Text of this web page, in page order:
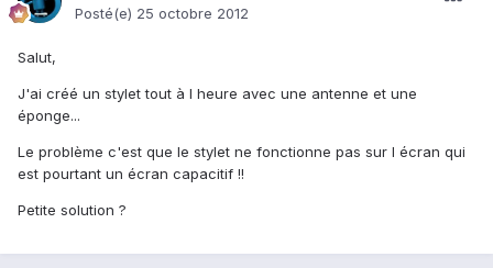
Posté(e) 25 octobre 2012
Salut,
J'ai créé un stylet tout à l heure avec une antenne et une
éponge...
Le problème c'est que le stylet ne fonctionne pas sur l écran qui
est pourtant un écran capacitif !!
Petite solution ?